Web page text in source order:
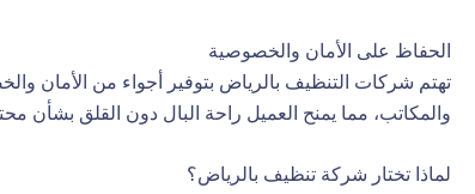
الحفاظ على الأمان والخصوصية
تهتم شركات التنظيف بالرياض بتوفير أجواء من الأمان
والمكاتب، مما يمنح العميل راحة البال دون القلق بشأن
لماذا تختار شركة تنظيف بالرياض؟